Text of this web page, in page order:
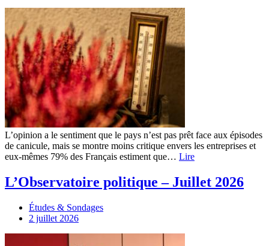
L’opinion a le sentiment que le pays n’est pas prêt face aux épisodes
de canicule, mais se montre moins critique envers les entreprises et
eux-mêmes 79% des Français estiment que… Lire
L’Observatoire politique – Juillet 2026
Études & Sondages
2 juillet 2026